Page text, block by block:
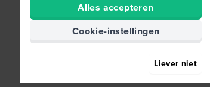
Alles accepteren
Cookie-instellingen
Liever niet